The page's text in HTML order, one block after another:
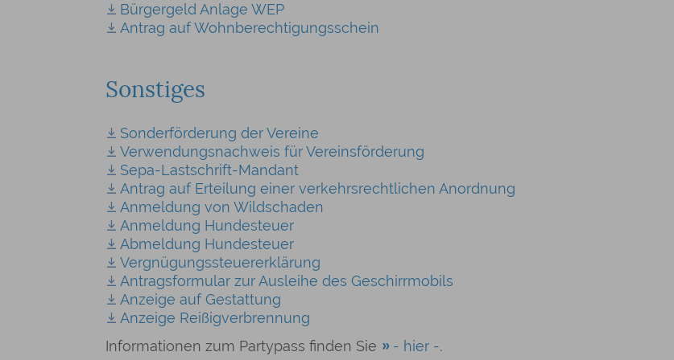
Bürgergeld Anlage WEP
Antrag auf Wohnberechtigungsschein
Sonstiges
Sonderförderung der Vereine
Verwendungsnachweis für Vereinsförderung
Sepa-Lastschrift-Mandant
Antrag auf Erteilung einer verkehrsrechtlichen Anordnung
Anmeldung von Wildschaden
Anmeldung Hundesteuer
Abmeldung Hundesteuer
Vergnügungssteuererklärung
Antragsformular zur Ausleihe des Geschirrmobils
Anzeige auf Gestattung
Anzeige Reißigverbrennung
Informationen zum Partypass finden Sie
- hier -.